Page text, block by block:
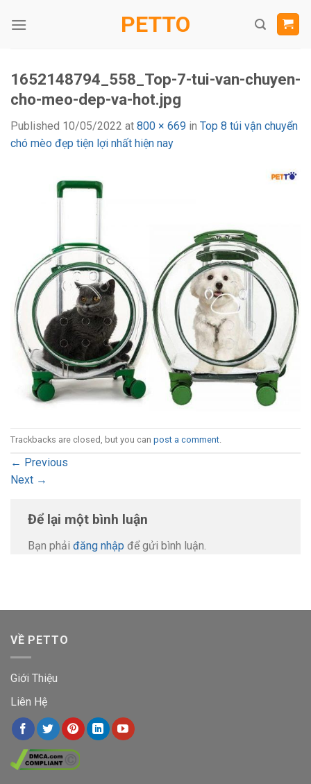
PETTO
1652148794_558_Top-7-tui-van-chuyen-
cho-meo-dep-va-hot.jpg
Published 10/05/2022 at 800 × 669 in Top 8 túi vận chuyển
chó mèo đẹp tiện lợi nhất hiện nay
Trackbacks are closed, but you can post a comment.
← Previous
Next →
Để lại một bình luận
Bạn phải đăng nhập để gửi bình luận.
VỀ PETTO
Giới Thiệu
Liên Hệ